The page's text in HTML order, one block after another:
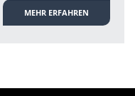
MEHR ERFAHREN